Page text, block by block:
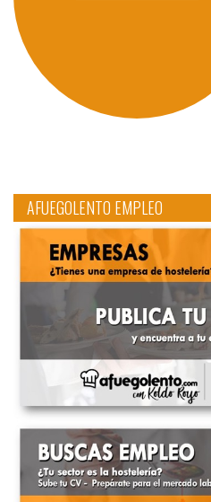
AFUEGOLENTO EMPLEO